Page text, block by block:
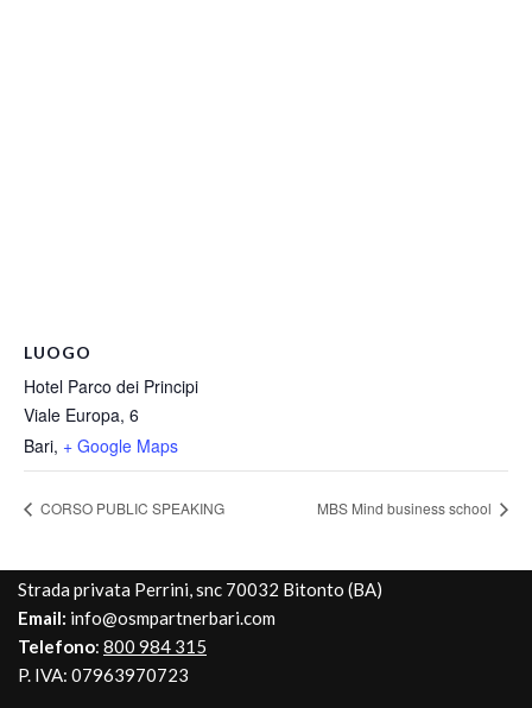
LUOGO
Hotel Parco dei Principi
Viale Europa, 6
Bari, + Google Maps
CORSO PUBLIC SPEAKING MBS Mind business school
Strada privata Perrini, snc 70032 Bitonto (BA)
Email: info@osmpartnerbari.com
Telefono: 800 984 315
P. IVA: 07963970723